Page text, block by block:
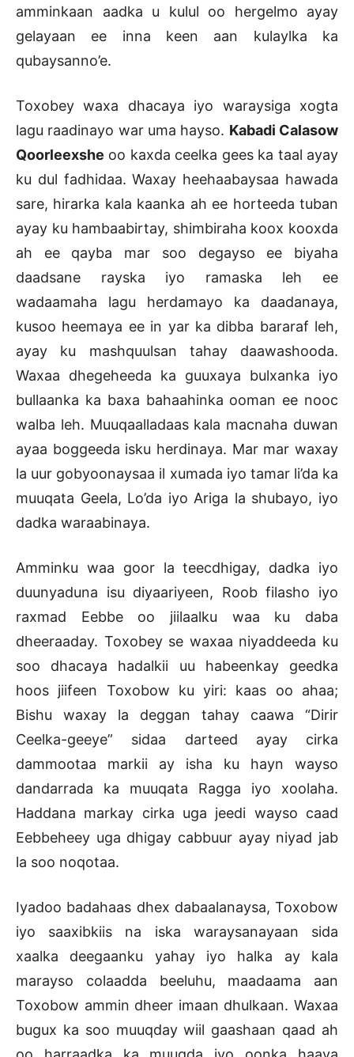
amminkaan aadka u kulul oo hergelmo ayay
gelayaan ee inna keen aan kulaylka ka
qubaysanno’e.
Toxobey waxa dhacaya iyo waraysiga xogta
lagu raadinayo war uma hayso. Kabadi Calasow
Qoorleexshe oo kaxda ceelka gees ka taal ayay
ku dul fadhidaa. Waxay heehaabaysaa hawada
sare, hirarka kala kaanka ah ee horteeda tuban
ayay ku hambaabirtay, shimbiraha koox kooxda
ah ee qayba mar soo degayso ee biyaha
daadsane rayska iyo ramaska leh ee
wadaamaha lagu herdamayo ka daadanaya,
kusoo heemaya ee in yar ka dibba bararaf leh,
ayay ku mashquulsan tahay daawashooda.
Waxaa dhegeheeda ka guuxaya bulxanka iyo
bullaanka ka baxa bahaahinka ooman ee nooc
walba leh. Muuqaalladaas kala macnaha duwan
ayaa boggeeda isku herdinaya. Mar mar waxay
la uur gobyoonaysaa il xumada iyo tamar li’da ka
muuqata Geela, Lo’da iyo Ariga la shubayo, iyo
dadka waraabinaya.
Amminku waa goor la teecdhigay, dadka iyo
duunyaduna isu diyaariyeen, Roob filasho iyo
raxmad Eebbe oo jiilaalku waa ku daba
dheeraaday. Toxobey se waxaa niyaddeeda ku
soo dhacaya hadalkii uu habeenkay geedka
hoos jiifeen Toxobow ku yiri: kaas oo ahaa;
Bishu waxay la deggan tahay caawa “Dirir
Ceelka-geeye” sidaa darteed ayay cirka
dammootaa markii ay isha ku hayn wayso
dandarrada ka muuqata Ragga iyo xoolaha.
Haddana markay cirka uga jeedi wayso caad
Eebbeheey uga dhigay cabbuur ayay niyad jab
la soo noqotaa.
Iyadoo badahaas dhex dabaalanaysa, Toxobow
iyo saaxibkiis na iska waraysanayaan sida
xaalka deegaanku yahay iyo halka ay kala
marayso colaadda beeluhu, maadaama aan
Toxobow ammin dheer imaan dhulkaan. Waxaa
bugux ka soo muuqday wiil gaashaan qaad ah